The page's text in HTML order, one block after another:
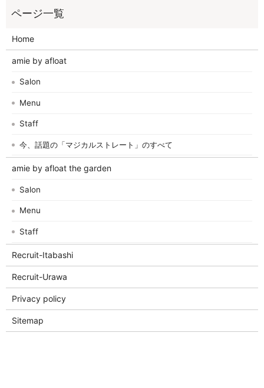
Home
amie by afloat
Salon
Menu
Staff
今、話題の「マジカルストレート」のすべて
amie by afloat the garden
Salon
Menu
Staff
Recruit-Itabashi
Recruit-Urawa
Privacy policy
Sitemap